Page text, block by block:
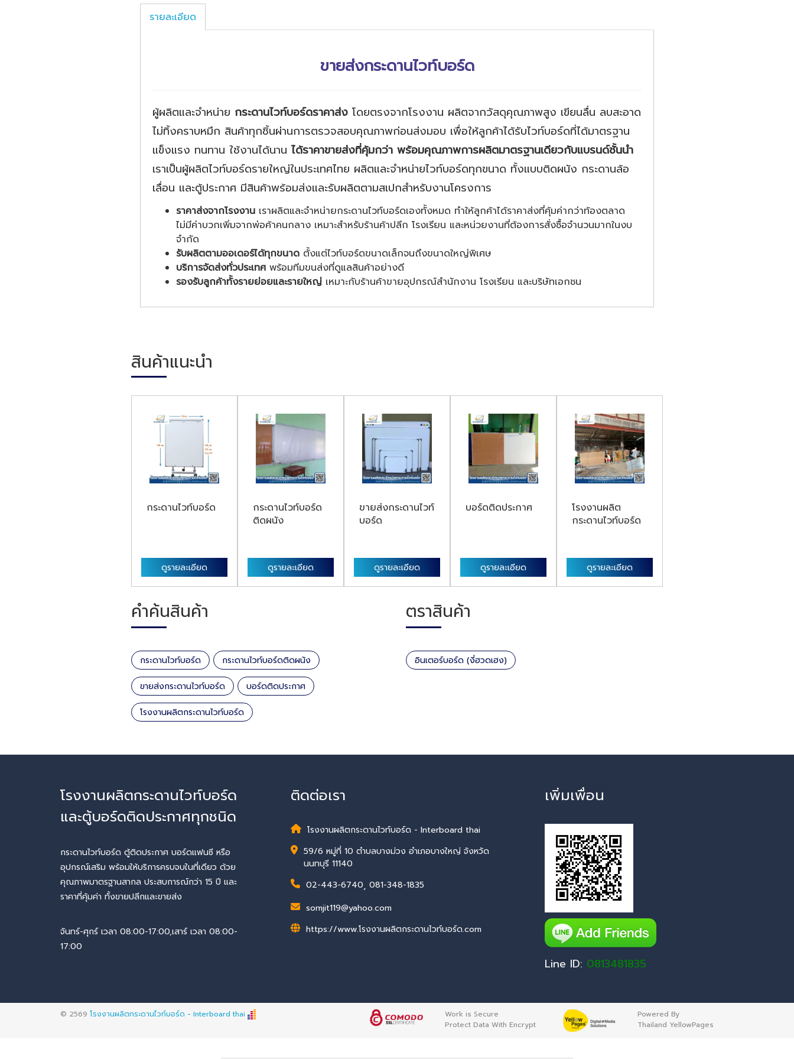
รายละเอียด
ขายส่งกระดานไวท์บอร์ด
ผู้ผลิตและจำหน่าย กระดานไวท์บอร์ดราคาส่ง โดยตรงจากโรงงาน ผลิตจากวัสดุคุณภาพสูง เขียนลื่น ลบสะอาด
ไม่ทิ้งคราบหมึก สินค้าทุกชิ้นผ่านการตรวจสอบคุณภาพก่อนส่งมอบ เพื่อให้ลูกค้าได้รับไวท์บอร์ดที่ได้มาตรฐาน
แข็งแรง ทนทาน ใช้งานได้นาน ได้ราคาขายส่งที่คุ้มกว่า พร้อมคุณภาพการผลิตมาตรฐานเดียวกับแบรนด์ชั้นนำ
เราเป็นผู้ผลิตไวท์บอร์ดรายใหญ่ในประเทศไทย ผลิตและจำหน่ายไวท์บอร์ดทุกขนาด ทั้งแบบติดผนัง กระดานล้อ
เลื่อน และตู้ประกาศ มีสินค้าพร้อมส่งและรับผลิตตามสเปกสำหรับงานโครงการ
ราคาส่งจากโรงงาน เราผลิตและจำหน่ายกระดานไวท์บอร์ดเองทั้งหมด ทำให้ลูกค้าได้ราคาส่งที่คุ้มค่ากว่าท้องตลาด
ไม่มีค่าบวกเพิ่มจากพ่อค้าคนกลาง เหมาะสำหรับร้านค้าปลีก โรงเรียน และหน่วยงานที่ต้องการสั่งซื้อจำนวนมากในงบ
จำกัด
รับผลิตตามออเดอร์ได้ทุกขนาด ตั้งแต่ไวท์บอร์ดขนาดเล็กจนถึงขนาดใหญ่พิเศษ
บริการจัดส่งทั่วประเทศพร้อมทีมขนส่งที่ดูแลสินค้าอย่างดี
รองรับลูกค้าทั้งรายย่อยและรายใหญ่ เหมาะกับร้านค้าขายอุปกรณ์สำนักงาน โรงเรียน และบริษัทเอกชน
สินค้าแนะนำ
กระดานไวท์บอร์ด
ดูรายละเอียด
กระดานไวท์บอร์ด
ติดผนัง
ดูรายละเอียด
ขายส่งกระดานไวท์
บอร์ด
ดูรายละเอียด
บอร์ดติดประกาศ
ดูรายละเอียด
โรงงานผลิต
กระดานไวท์บอร์ด
ดูรายละเอียด
คำค้นสินค้า
กระดานไวท์บอร์ด กระดานไวท์บอร์ดติดผนัง
ขายส่งกระดานไวท์บอร์ด บอร์ดติดประกาศ
โรงงานผลิตกระดานไวท์บอร์ด
ตราสินค้า
อินเตอร์บอร์ด (งี่ฮวดเฮง)
โรงงานผลิตกระดานไวท์บอร์ด
และตู้บอร์ดติดประกาศทุกชนิด
กระดานไวท์บอร์ด ตู้ติดประกาศ บอร์ดแฟนซี หรือ
อุปกรณ์เสริม พร้อมให้บริการครบจบในที่เดียว ด้วย
คุณภาพมาตรฐานสากล ประสบการณ์กว่า 15 ปี และ
ราคาที่คุ้มค่า ทั้งขายปลีกและขายส่ง
จันทร์-ศุกร์ เวลา 08:00-17:00,เสาร์ เวลา 08:00-
17:00
ติดต่อเรา
โรงงานผลิตกระดานไวท์บอร์ด - Interboard thai
59/6 หมู่ที่ 10 ตำบลบางม่วง อำเภอบางใหญ่ จังหวัด
นนทบุรี 11140
02-443-6740, 081-348-1835
somjit119@yahoo.com
https://www.โรงงานผลิตกระดานไวท์บอร์ด.com
เพิ่มเพื่อน
Line ID: 0813481835
© 2569 โรงงานผลิตกระดานไวท์บอร์ด - Interboard thai
Work is Secure
Protect Data With Encrypt
Powered By
Thailand YellowPages